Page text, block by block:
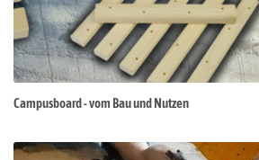
Campusboard - vom Bau und Nutzen